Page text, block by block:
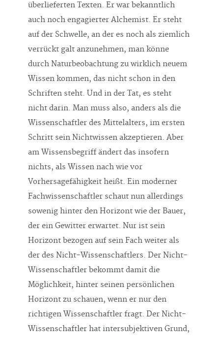
überlieferten Texten. Er war bekanntlich
auch noch engagierter Alchemist. Er steht
auf der Schwelle, an der es noch als ziemlich
verrückt galt anzunehmen, man könne
durch Naturbeobachtung zu wirklich neuem
Wissen kommen, das nicht schon in den
Schriften steht. Und in der Tat, es steht
nicht darin. Man muss also, anders als die
Wissenschaftler des Mittelalters, im ersten
Schritt sein Nichtwissen akzeptieren. Aber
am Wissensbegriff ändert das insofern
nichts, als Wissen nach wie vor
Vorhersagefähigkeit heißt. Ein moderner
Fachwissenschaftler schaut nun allerdings
sowenig hinter den Horizont wie der Bauer,
der ein Gewitter erwartet. Nur ist sein
Horizont bezogen auf sein Fach weiter als
der des Nicht-Wissenschaftlers. Der Nicht-
Wissenschaftler bekommt damit die
Möglichkeit, hinter seinen persönlichen
Horizont zu schauen, wenn er nur den
richtigen Wissenschaftler fragt. Der Nicht-
Wissenschaftler hat intersubjektiven Grund,